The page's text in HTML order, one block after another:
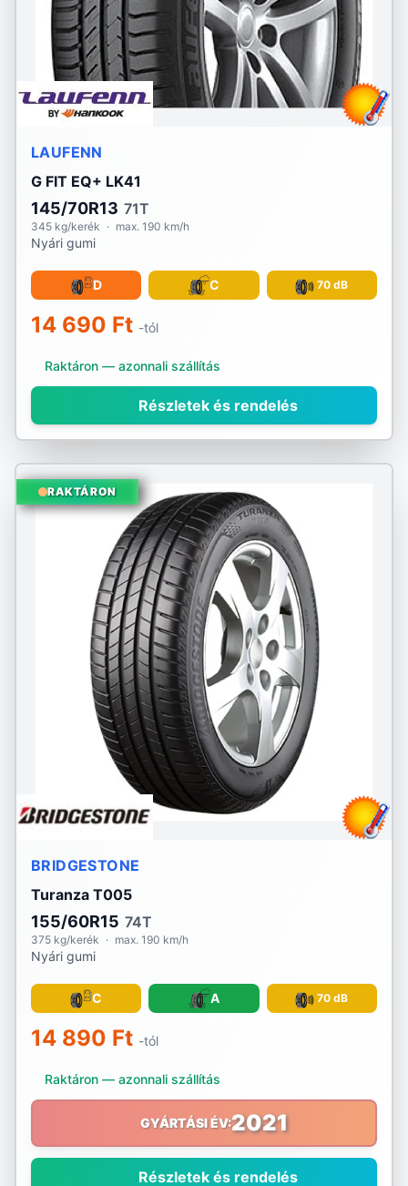
LAUFENN
G FIT EQ+ LK41
145/70R13 71T
345 kg/kerék · max. 190 km/h
Nyári gumi
D C 70 dB
14 690 Ft -tól
Raktáron — azonnali szállítás
Részletek és rendelés
RAKTÁRON
BRIDGESTONE
Turanza T005
155/60R15 74T
375 kg/kerék · max. 190 km/h
Nyári gumi
C A 70 dB
14 890 Ft -tól
Raktáron — azonnali szállítás
GYÁRTÁSI ÉV:2021
Részletek és rendelés